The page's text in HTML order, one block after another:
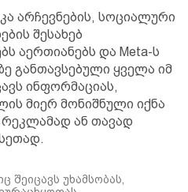
არჩევნების, სოციალური
შესახებ
აერთიანებს და Meta-ს
განთავსებული ყველა იმ
ინფორმაციას,
მიერ მონიშნული იქნა
ან თავად
შეიცავს უხამსობას,